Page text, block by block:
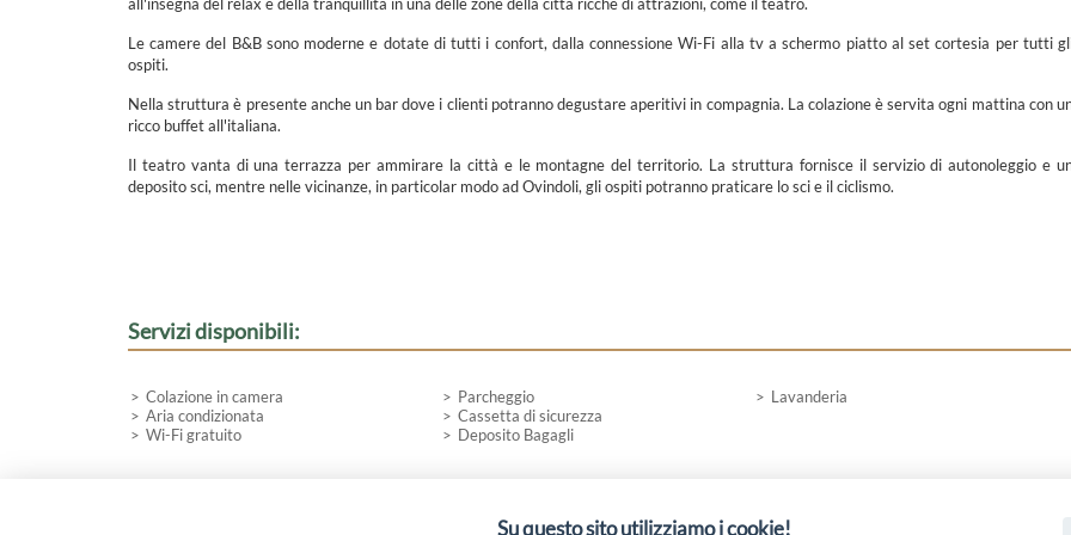
Le camere del B&B sono moderne e dotate di tutti i confort, dalla connessione Wi-Fi alla tv a schermo piatto al set cortesia per tutti
ospiti.
Nella struttura è presente anche un bar dove i clienti potranno degustare aperitivi in compagnia. La colazione è servita ogni mattina con
ricco buffet all'italiana.
Il teatro vanta di una terrazza per ammirare la città e le montagne del territorio. La struttura fornisce il servizio di autonoleggio e
deposito sci, mentre nelle vicinanze, in particolar modo ad Ovindoli, gli ospiti potranno praticare lo sci e il ciclismo.
Servizi disponibili:
Colazione in camera
Aria condizionata
Wi-Fi gratuito
Parcheggio
Cassetta di sicurezza
Deposito Bagagli
Lavanderia
Su questo sito utilizziamo i cookie!